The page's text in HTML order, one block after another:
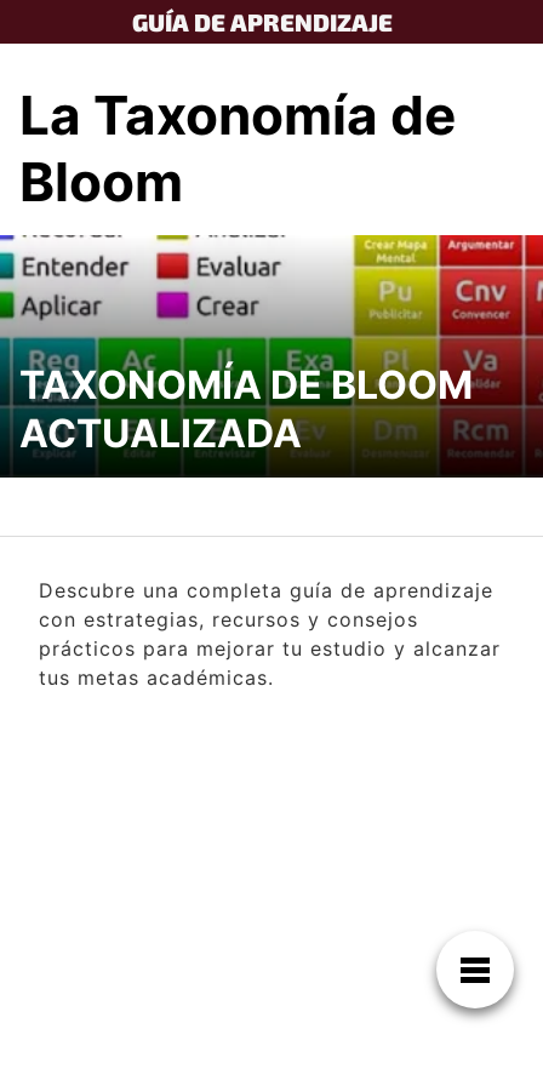
to
GUÍA DE APRENDIZAJE
La Taxonomía de
Bloom
TAXONOMÍA DE BLOOM
ACTUALIZADA
Descubre una completa guía de aprendizaje
con estrategias, recursos y consejos
prácticos para mejorar tu estudio y alcanzar
tus metas académicas.